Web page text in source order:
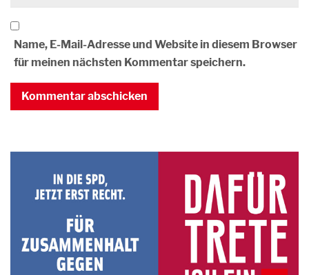
Name, E-Mail-Adresse und Website in diesem Browser
für meinen nächsten Kommentar speichern.